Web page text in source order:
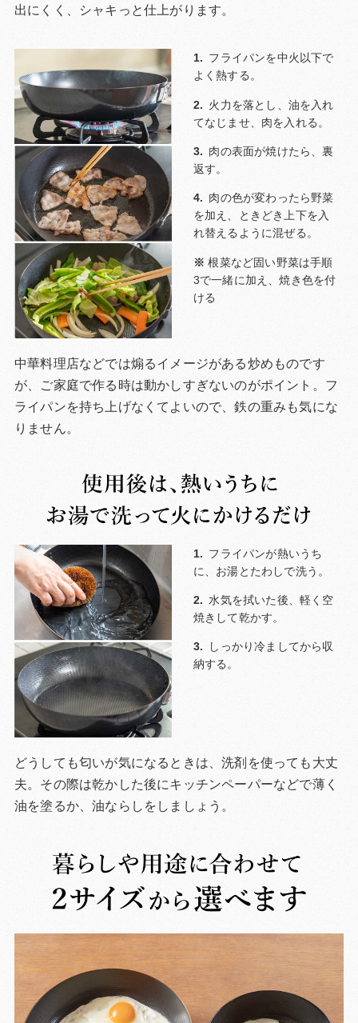
出にくく、シャキっと仕上がります。
フライパンを中火以下で
よく熱する。
火力を落とし、油を入れ
てなじませ、肉を入れる。
肉の表面が焼けたら、裏
返す。
肉の色が変わったら野菜
を加え、ときどき上下を入
れ替えるように混ぜる。
根菜など固い野菜は手順
3で一緒に加え、焼き色を付
ける
中華料理店などでは煽るイメージがある炒めものです
が、ご家庭で作る時は動かしすぎないのがポイント。フ
ライパンを持ち上げなくてよいので、鉄の重みも気にな
りません。
フライパンが熱いうち
に、お湯とたわしで洗う。
水気を拭いた後、軽く空
焼きして乾かす。
しっかり冷ましてから収
納する。
どうしても匂いが気になるときは、洗剤を使っても大丈
夫。その際は乾かした後にキッチンペーパーなどで薄く
油を塗るか、油ならしをしましょう。